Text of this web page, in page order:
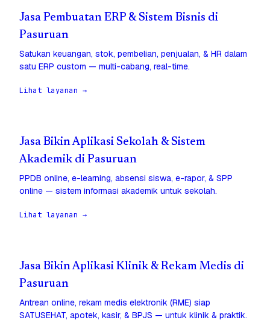
Jasa Pembuatan ERP & Sistem Bisnis di
Pasuruan
Satukan keuangan, stok, pembelian, penjualan, & HR dalam
satu ERP custom — multi-cabang, real-time.
Lihat layanan →
Jasa Bikin Aplikasi Sekolah & Sistem
Akademik di Pasuruan
PPDB online, e-learning, absensi siswa, e-rapor, & SPP
online — sistem informasi akademik untuk sekolah.
Lihat layanan →
Jasa Bikin Aplikasi Klinik & Rekam Medis di
Pasuruan
Antrean online, rekam medis elektronik (RME) siap
SATUSEHAT, apotek, kasir, & BPJS — untuk klinik & praktik.